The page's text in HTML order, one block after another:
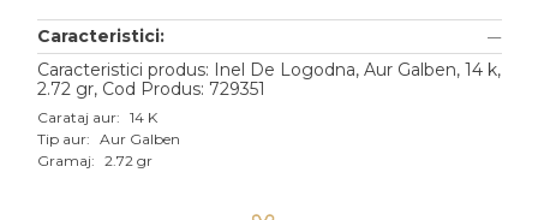
Aur alb
Aur roz
Aur mixt
Caracteristici:
Caracteristici produs: Inel De Logodna, Aur Galben, 14 k,
2.72 gr, Cod Produs: 729351
Carataj aur: 14 K
Tip aur: Aur Galben
Gramaj: 2.72 gr